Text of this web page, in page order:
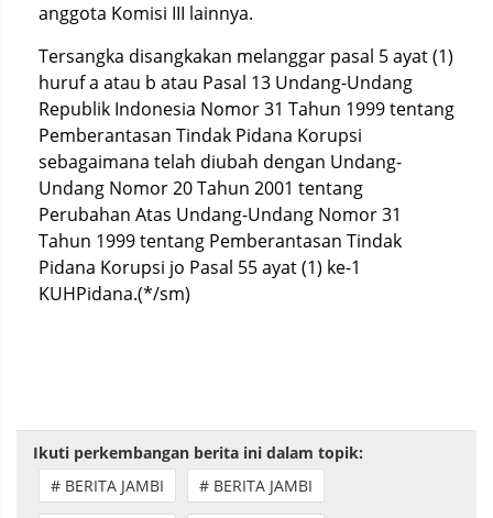
anggota Komisi III lainnya.
Tersangka disangkakan melanggar pasal 5 ayat (1)
huruf a atau b atau Pasal 13 Undang-Undang
Republik Indonesia Nomor 31 Tahun 1999 tentang
Pemberantasan Tindak Pidana Korupsi
sebagaimana telah diubah dengan Undang-
Undang Nomor 20 Tahun 2001 tentang
Perubahan Atas Undang-Undang Nomor 31
Tahun 1999 tentang Pemberantasan Tindak
Pidana Korupsi jo Pasal 55 ayat (1) ke-1
KUHPidana.(*/sm)
Ikuti perkembangan berita ini dalam topik:
# BERITA JAMBI
# BERITA JAMBI